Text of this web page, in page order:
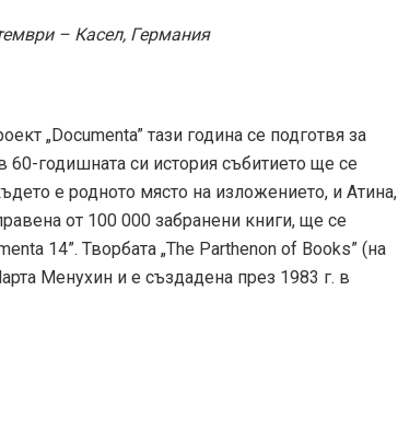
– Касел, Германия
„Documenta” тази година се подготвя за
годишната си история събитието ще се
е родното място на изложението, и Атина,
от 100 000 забранени книги, ще се
14”. Творбата „The Parthenon of Books” (на
Менухин и е създадена през 1983 г. в